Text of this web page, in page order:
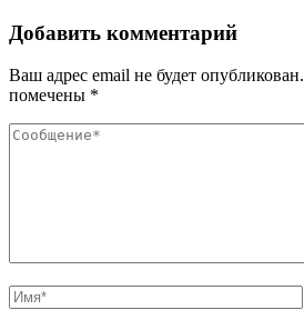
Добавить комментарий
Ваш адрес email не будет опубликован.
помечены *